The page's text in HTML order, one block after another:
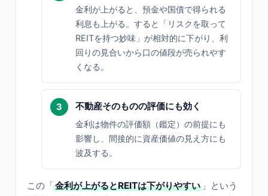
金利が上がると、預金や国債で得られる
利息も上がる。すると「リスクを取って
REITを持つ妙味」が相対的に下がり、利
回りの見合いから口の値段が売られやす
くなる。
不動産そのものの評価にも効く
金利は物件の評価額（鑑定）の前提にも
影響し、間接的に資産価値の見え方にも
波及する。
この「金利が上がるとREITは下がりやすい 」という